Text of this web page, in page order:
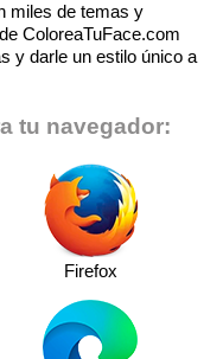
miles de temas y
ColoreaTuFace.com
y darle un estilo único a
tu navegador:
Firefox